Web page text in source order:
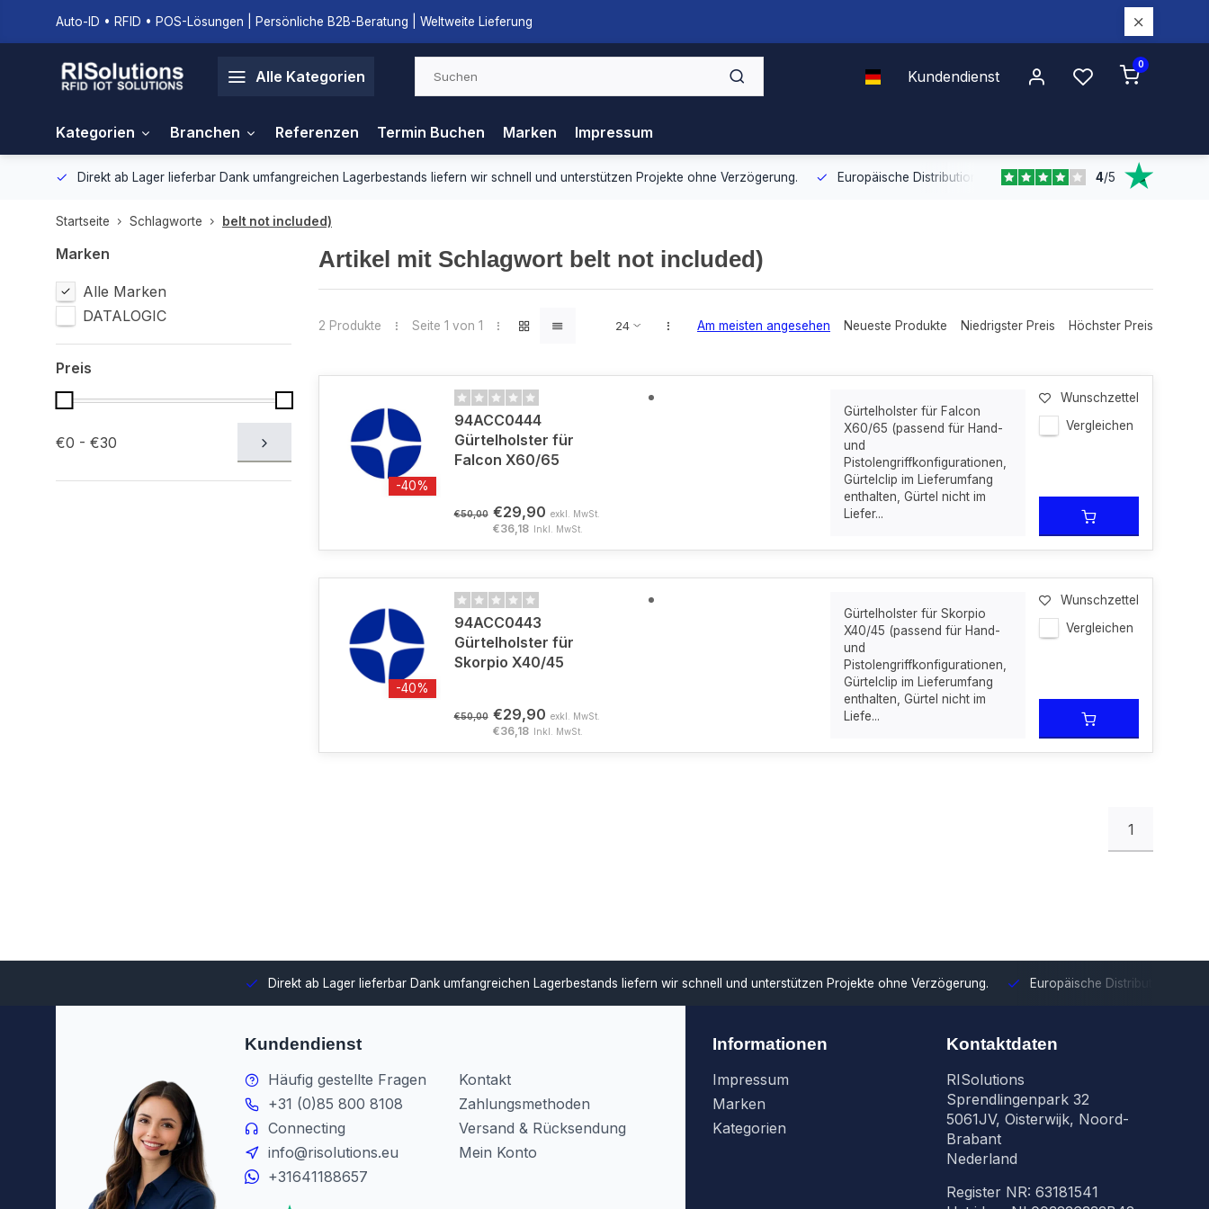
Auto-ID • RFID • POS-Lösungen | Persönliche B2B-Beratung | Weltweite Lieferung
Alle Kategorien Kundendienst
0
Kategorien Branchen Referenzen Termin Buchen Marken Impressum
Direkt ab Lager lieferbar Dank umfangreichen Lagerbestands liefern wir schnell und unterstützen Projekte ohne Verzögerung. Europäische Distribution Mit unserer europaweiten Abdeckung
4/5
Startseite Schlagworte belt not included)
Marken
Alle Marken
DATALOGIC
Preis
€0 - €30
Artikel mit Schlagwort belt not included)
2 Produkte Seite 1 von 1 Am meisten angesehen Neueste Produkte Niedrigster Preis Höchster Preis
-40%
94ACC0444
Gürtelholster für
Falcon X60/65
€50,00 €29,90 exkl. MwSt.
€36,18 Inkl. MwSt.
Gürtelholster für Falcon
X60/65 (passend für Hand-
und
Pistolengriffkonfigurationen,
Gürtelclip im Lieferumfang
enthalten, Gürtel nicht im
Liefer...
Wunschzettel
Vergleichen
-40%
94ACC0443
Gürtelholster für
Skorpio X40/45
€50,00 €29,90 exkl. MwSt.
€36,18 Inkl. MwSt.
Gürtelholster für Skorpio
X40/45 (passend für Hand-
und
Pistolengriffkonfigurationen,
Gürtelclip im Lieferumfang
enthalten, Gürtel nicht im
Liefe...
Wunschzettel
Vergleichen
1
Direkt ab Lager lieferbar Dank umfangreichen Lagerbestands liefern wir schnell und unterstützen Projekte ohne Verzögerung. Europäische Distribution
Kundendienst
Häufig gestellte Fragen
+31 (0)85 800 8108
Connecting
info@risolutions.eu
+31641188657
Kontakt
Zahlungsmethoden
Versand & Rücksendung
Mein Konto
Informationen
Impressum
Marken
Kategorien
Kontaktdaten
RISolutions
Sprendlingenpark 32
5061JV, Oisterwijk, Noord-
Brabant
Nederland
Register NR: 63181541